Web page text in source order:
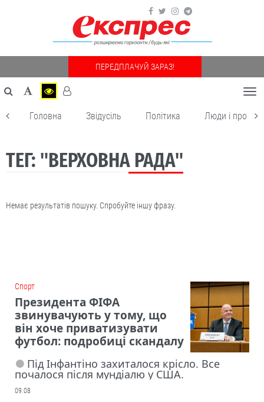
ПЕРЕДПЛАЧУЙ ЗАРАЗ!
Головна Звідусіль Політика Люди і
ТЕГ: "ВЕРХОВНА РАДА"
Немає результатів пошуку. Спробуйте іншу фразу.
Cпорт
Президента ФІФА
звинувачують у тому, що
він хоче приватизувати
футбол: подробиці скандалу
Під Інфантіно захиталося крісло. Все
почалося після мундіалю у США.
09.08